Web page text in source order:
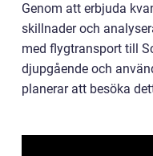
Genom att erbjuda
skillnader och
med flygtransport till
djupgående och
planerar att besöka